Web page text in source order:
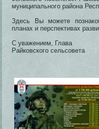
муниципального района
Здесь Вы можете
планах и перспективах
С уважением, Глава
Райковского сельсовета